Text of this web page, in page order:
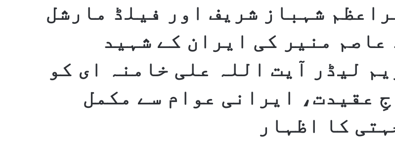
شہباز شریف اور فیلڈ مارشل
عاصم منیر کی ایران کے شہید
لیڈر آیت اللہ علی خامنہ ای کو
عقیدت، ایرانی عوام سے مکمل
کا اظہار